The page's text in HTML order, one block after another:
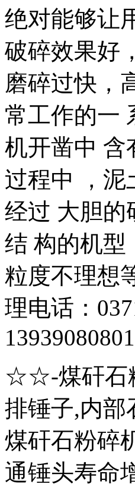
绝对能够让
破碎效果好
磨碎过快，
常工作的一
机开凿中 含
过程中 ，泥
经过 大胆的
结 构的机型
粒度不理想
理电话：
☆☆-煤矸石
排锤子,内部
煤矸石粉碎
通锤头寿命